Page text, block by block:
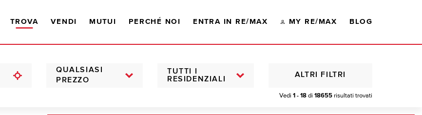
TROVA VENDI MUTUI PERCHÉ NOI ENTRA IN RE/MAX MY RE/MAX BLOG
QUALSIASI
PREZZO
TUTTI I
RESIDENZIALI
Vedi 1 - 18 di 18655 risultati trovati
ALTRI FILTRI